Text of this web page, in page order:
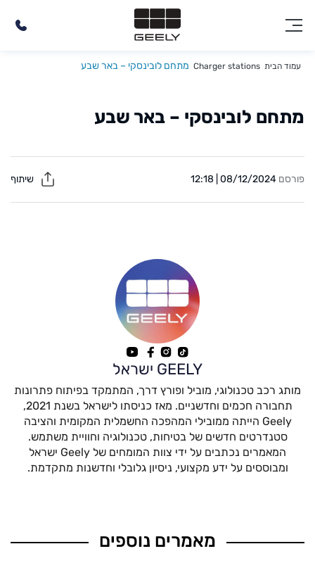
עמוד הבית Charger stations מתחם לובינסקי – באר שבע
מתחם לובינסקי – באר שבע
פורסם 08/12/2024 | 12:18
GEELY ישראל
מותג רכב טכנולוגי, מוביל ופורץ דרך, המתמקד בפיתוח פתרונות
תחבורה חכמים וחדשניים. מאז כניסתו לישראל בשנת 2021,
Geely הייתה ממובילי המהפכה החשמלית המקומית והציבה
סטנדרטים חדשים של בטיחות, טכנולוגיה וחוויית משתמש.
המאמרים נכתבים על ידי צוות המומחים של Geely ישראל
ומבוססים על ידע מקצועי, ניסיון גלובלי וחדשנות מתקדמת.
מאמרים נוספים